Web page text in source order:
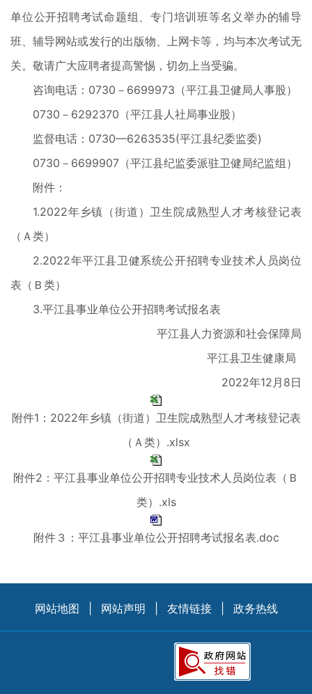
单位公开招聘考试命题组、专门培训班等名义举办的辅导
班、辅导网站或发行的出版物、上网卡等，均与本次考试无
关。敬请广大应聘者提高警惕，切勿上当受骗。
咨询电话：0730－6699973（平江县卫健局人事股）
0730－6292370（平江县人社局事业股）
监督电话：0730—6263535(平江县纪委监委)
0730－6699907（平江县纪监委派驻卫健局纪监组）
附件：
1.2022年乡镇（街道）卫生院成熟型人才考核登记表
（Ａ类）
2.2022年平江县卫健系统公开招聘专业技术人员岗位
表（Ｂ类）
3.平江县事业单位公开招聘考试报名表
平江县人力资源和社会保障局
平江县卫生健康局
2022年12月8日
附件1：2022年乡镇（街道）卫生院成熟型人才考核登记表
（Ａ类）.xlsx
附件2：平江县事业单位公开招聘专业技术人员岗位表（Ｂ
类）.xls
附件３：平江县事业单位公开招聘考试报名表.doc
网站地图 网站声明 友情链接 政务热线